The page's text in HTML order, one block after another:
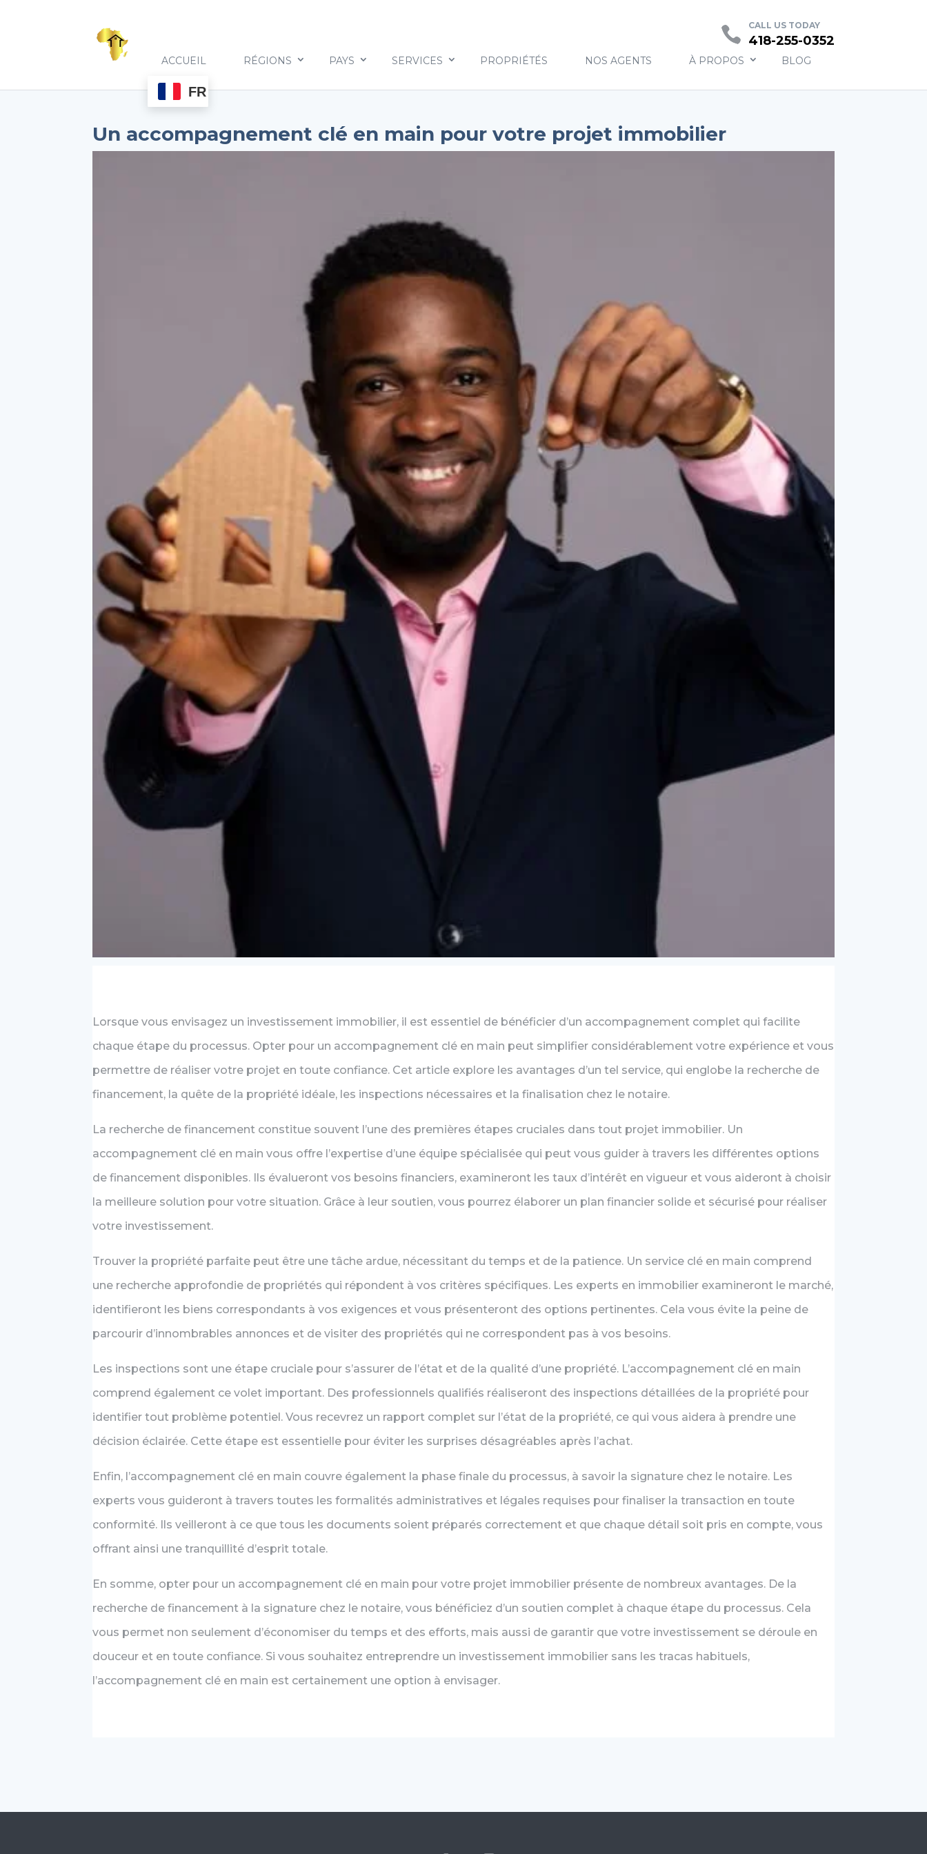
CALL US TODAY
418-255-0352
ACCUEIL RÉGIONS PAYS SERVICES PROPRIÉTÉS NOS AGENTS À PROPOS BLOG
FR
Un accompagnement clé en main pour votre projet immobilier
Lorsque vous envisagez un investissement immobilier, il est essentiel de bénéficier d’un accompagnement complet qui facilite
chaque étape du processus. Opter pour un accompagnement clé en main peut simplifier considérablement votre expérience et vous
permettre de réaliser votre projet en toute confiance. Cet article explore les avantages d’un tel service, qui englobe la recherche de
financement, la quête de la propriété idéale, les inspections nécessaires et la finalisation chez le notaire.
La recherche de financement constitue souvent l’une des premières étapes cruciales dans tout projet immobilier. Un
accompagnement clé en main vous offre l’expertise d’une équipe spécialisée qui peut vous guider à travers les différentes options
de financement disponibles. Ils évalueront vos besoins financiers, examineront les taux d’intérêt en vigueur et vous aideront à choisir
la meilleure solution pour votre situation. Grâce à leur soutien, vous pourrez élaborer un plan financier solide et sécurisé pour réaliser
votre investissement.
Trouver la propriété parfaite peut être une tâche ardue, nécessitant du temps et de la patience. Un service clé en main comprend
une recherche approfondie de propriétés qui répondent à vos critères spécifiques. Les experts en immobilier examineront le marché,
identifieront les biens correspondants à vos exigences et vous présenteront des options pertinentes. Cela vous évite la peine de
parcourir d’innombrables annonces et de visiter des propriétés qui ne correspondent pas à vos besoins.
Les inspections sont une étape cruciale pour s’assurer de l’état et de la qualité d’une propriété. L’accompagnement clé en main
comprend également ce volet important. Des professionnels qualifiés réaliseront des inspections détaillées de la propriété pour
identifier tout problème potentiel. Vous recevrez un rapport complet sur l’état de la propriété, ce qui vous aidera à prendre une
décision éclairée. Cette étape est essentielle pour éviter les surprises désagréables après l’achat.
Enfin, l’accompagnement clé en main couvre également la phase finale du processus, à savoir la signature chez le notaire. Les
experts vous guideront à travers toutes les formalités administratives et légales requises pour finaliser la transaction en toute
conformité. Ils veilleront à ce que tous les documents soient préparés correctement et que chaque détail soit pris en compte, vous
offrant ainsi une tranquillité d’esprit totale.
En somme, opter pour un accompagnement clé en main pour votre projet immobilier présente de nombreux avantages. De la
recherche de financement à la signature chez le notaire, vous bénéficiez d’un soutien complet à chaque étape du processus. Cela
vous permet non seulement d’économiser du temps et des efforts, mais aussi de garantir que votre investissement se déroule en
douceur et en toute confiance. Si vous souhaitez entreprendre un investissement immobilier sans les tracas habituels,
l’accompagnement clé en main est certainement une option à envisager.